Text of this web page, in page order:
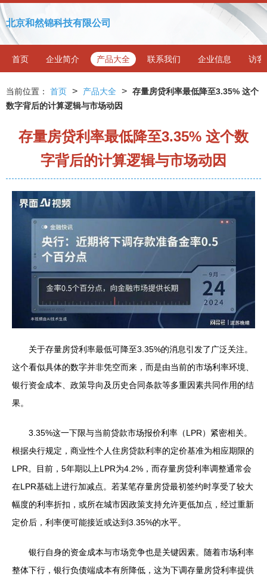
北京和然锦科技有限公司
首页 企业简介 产品大全 联系我们 企业信息 访客
当前位置： 首页 > 产品大全 > 存量房贷利率最低降至3.35% 这个
数字背后的计算逻辑与市场动因
存量房贷利率最低降至3.35% 这个数
字背后的计算逻辑与市场动因
关于存量房贷利率最低可降至3.35%的消息引发了广泛关注。
这个看似具体的数字并非凭空而来，而是由当前的市场利率环境、
银行资金成本、政策导向及历史合同条款等多重因素共同作用的结
果。
3.35%这一下限与当前贷款市场报价利率（LPR）紧密相关。
根据央行规定，商业性个人住房贷款利率的定价基准为相应期限的
LPR。目前，5年期以上LPR为4.2%，而存量房贷利率调整通常会
在LPR基础上进行加减点。若某笔存量房贷最初签约时享受了较大
幅度的利率折扣，或所在城市因政策支持允许更低加点，经过重新
定价后，利率便可能接近或达到3.35%的水平。
银行自身的资金成本与市场竞争也是关键因素。随着市场利率
整体下行，银行负债端成本有所降低，这为下调存量房贷利率提供